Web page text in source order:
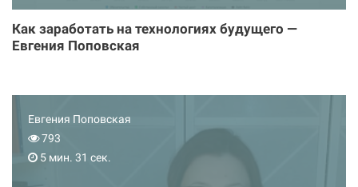
Как заработать на технологиях будущего —
Евгения Поповская
Евгения Поповская
793
5 мин. 31 сек.